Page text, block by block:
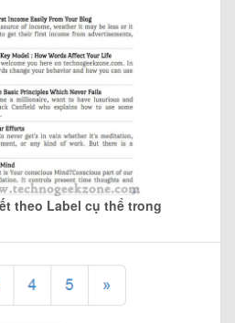
theo Label cụ thể trong